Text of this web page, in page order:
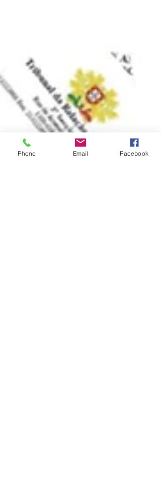
Phone Email Facebook